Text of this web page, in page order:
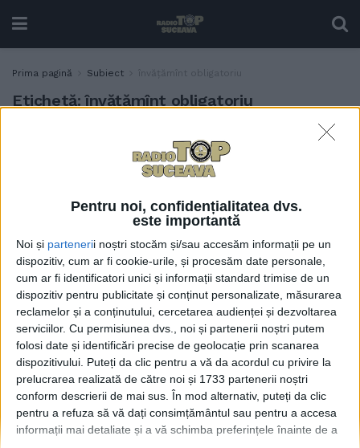
Pentru noi, confidențialitatea dvs.
este importantă
Noi și partenerii noștri stocăm și/sau accesăm informații pe un
dispozitiv, cum ar fi cookie-urile, și procesăm date personale,
cum ar fi identificatori unici și informații standard trimise de un
dispozitiv pentru publicitate și conținut personalizate, măsurarea
reclamelor și a conținutului, cercetarea audienței și dezvoltarea
serviciilor. Cu permisiunea dvs., noi și partenerii noștri putem
folosi date și identificări precise de geolocație prin scanarea
dispozitivului. Puteți da clic pentru a vă da acordul cu privire la
prelucrarea realizată de către noi și 1733 partenerii noștri
conform descrierii de mai sus. În mod alternativ, puteți da clic
pentru a refuza să vă dați consimțământul sau pentru a accesa
informații mai detaliate și a vă schimba preferințele înainte de a
Prima pagină Subiect învățămînt obligatoriu
Etichetă:învățămînt obligatoriu
”În ceea ce privește
exmatricularea, nu poți să-i
dai impresia unui copil că
rămîne în școală, pentru că
învățămîntul e obligatoriu
pînă la clasa a XII-a. De ce să
oblig pe cineva să termine
12 clase dacă el nu vrea și nu
poate?”